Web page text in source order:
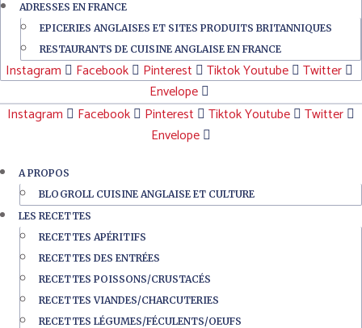
ADRESSES EN FRANCE
EPICERIES ANGLAISES ET SITES PRODUITS BRITANNIQUES
RESTAURANTS DE CUISINE ANGLAISE EN FRANCE
Instagram Facebook Pinterest TiktokYoutube
Twitter
Envelope
Instagram
Facebook Pinterest TiktokYoutube
Twitter
Envelope
A PROPOS
BLOGROLL CUISINE ANGLAISE ET CULTURE
LES RECETTES
RECETTES APÉRITIFS
RECETTES DES ENTRÉES
RECETTES POISSONS/CRUSTACÉS
RECETTES VIANDES/CHARCUTERIES
RECETTES LÉGUMES/FÉCULENTS/OEUFS